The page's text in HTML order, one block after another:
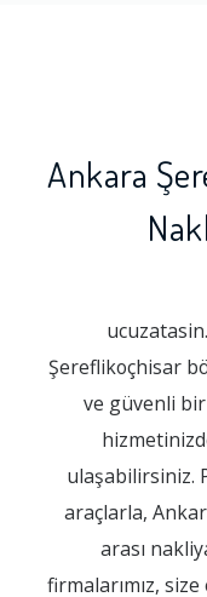
Ankara
Şereflikoçhisar
ve güvenli
ulaşabilirsiniz.
araçlarla,
arası
firmalarımız,